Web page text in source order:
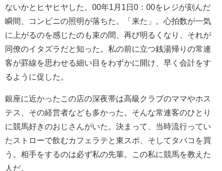
ないかとヒヤヒヤした。00年1月1日0：00をレジが刻んだ
瞬間、コンビニの照明が落ちた。「来た」。心拍数が一気
に上がるのを感じたのも束の間、再び明るくなり、それが
同僚のイタズラだと知った。私の前に立つ銭湯帰りの常連
客が罫線を思わせる細い目をわずかに開け、早く会計をす
るように促した。
銀座に近かったこの店の深夜帯は高級クラブのママやホス
テス、その経営者なども多かった。そんな常連客のひとり
に競馬好きのおじさんがいた。決まって、当時流行ってい
たストローで飲むカフェラテと東スポ、そしてタバコを買
う。相手をするのは必ず私の先輩。この私に競馬を教えた
人だ。